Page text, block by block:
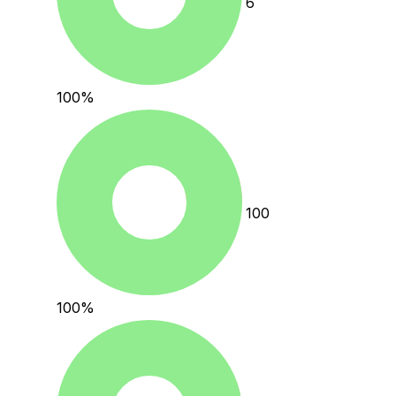
100%
100%
100